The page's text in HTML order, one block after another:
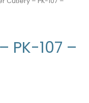
PK-107 –